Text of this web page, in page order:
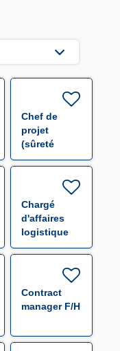
Chef de
projet
(sûreté
électronique)
Chargé
d'affaires
logistique
F/H
Contract
manager F/H